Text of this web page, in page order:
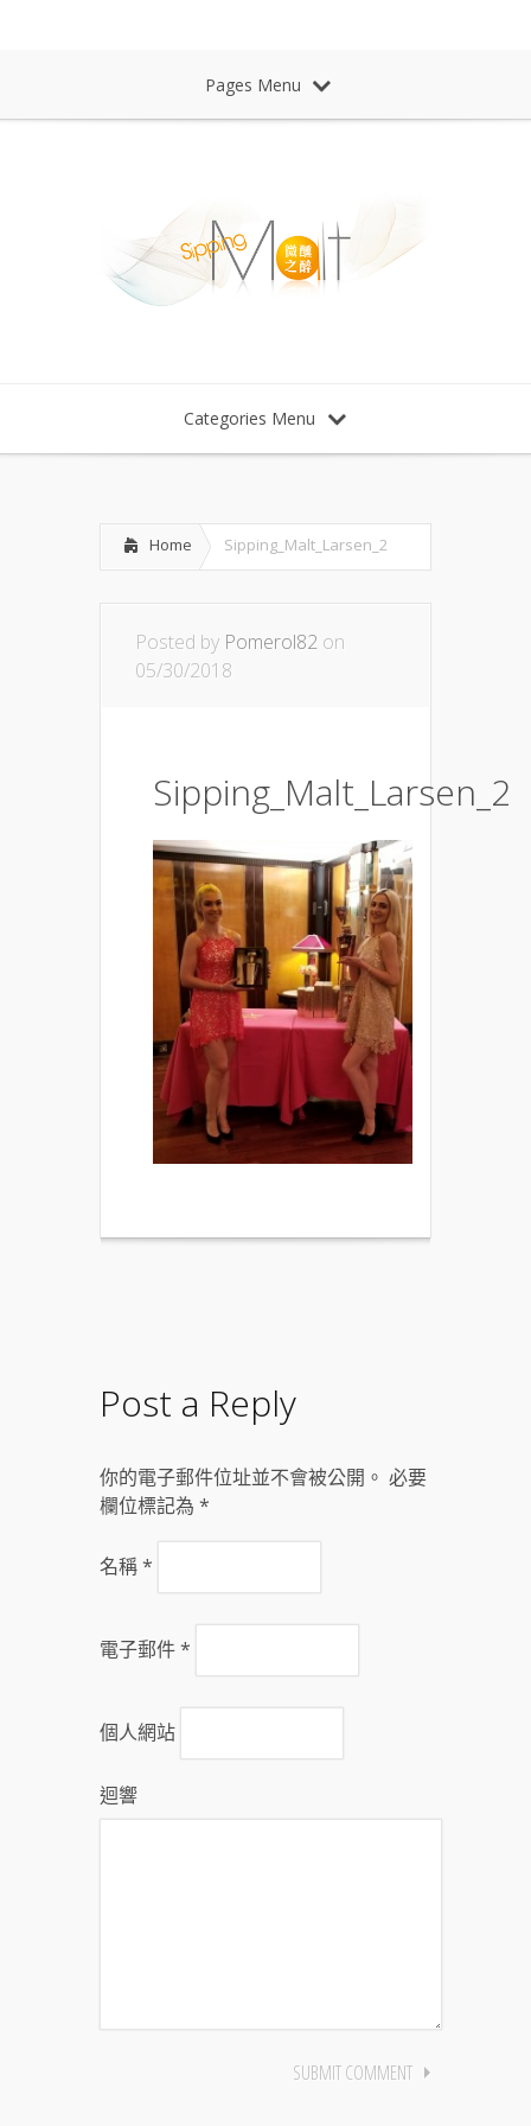
Pages Menu
Categories Menu
Home Sipping_Malt_Larsen_2
Posted by Pomerol82 on
05/30/2018
Sipping_Malt_Larsen_2
Post a Reply
你的電子郵件位址並不會被公開。 必要
欄位標記為 *
名稱*
電子郵件*
個人網站
迴響